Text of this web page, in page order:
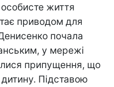
життя
приводом для
почала
у мережі
припущення, що
Підставою